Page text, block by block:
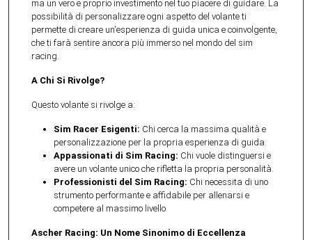
ma un vero e proprio investimento nel tuo piacere di guidare. La
possibilità di personalizzare ogni aspetto del volante ti
permette di creare un'esperienza di guida unica e coinvolgente,
che ti farà sentire ancora più immerso nel mondo del sim
racing.
A Chi Si Rivolge?
Questo volante si rivolge a:
Sim Racer Esigenti: Chi cerca la massima qualità e
personalizzazione per la propria esperienza di guida.
Appassionati di Sim Racing: Chi vuole distinguersi e
avere un volante unico che rifletta la propria personalità.
Professionisti del Sim Racing: Chi necessita di uno
strumento performante e affidabile per allenarsi e
competere al massimo livello.
Ascher Racing: Un Nome Sinonimo di Eccellenza